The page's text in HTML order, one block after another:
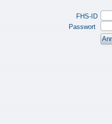
FHS-ID
Passwort